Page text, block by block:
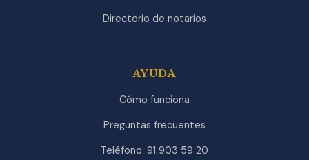
Directorio de notarios
AYUDA
Cómo funciona
Preguntas frecuentes
Teléfono: 91 903 59 20